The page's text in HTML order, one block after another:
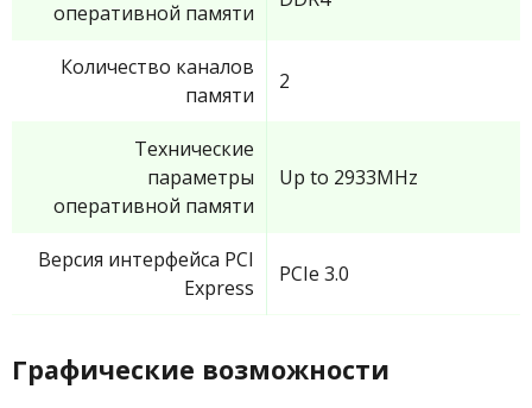
оперативной памяти
Количество каналов
памяти
2
Технические
параметры
оперативной памяти
Up to 2933MHz
Версия интерфейса PCI
Express
PCIe 3.0
Графические возможности